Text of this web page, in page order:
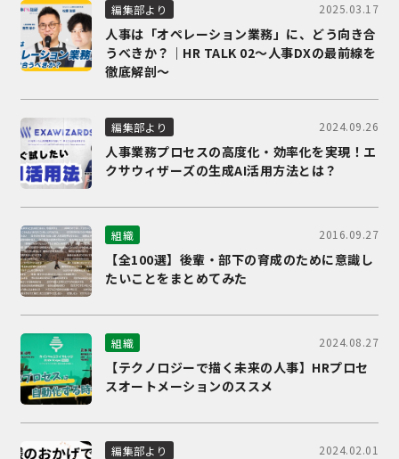
編集部より 2025.03.17
人事は「オペレーション業務」に、どう向き合
うべきか？｜HR TALK 02～人事DXの最前線を
徹底解剖～
編集部より 2024.09.26
人事業務プロセスの高度化・効率化を実現！エ
クサウィザーズの生成AI活用方法とは？
組織 2016.09.27
【全100選】後輩・部下の育成のために意識し
たいことをまとめてみた
組織 2024.08.27
【テクノロジーで描く未来の人事】HRプロセ
スオートメーションのススメ
編集部より 2024.02.01